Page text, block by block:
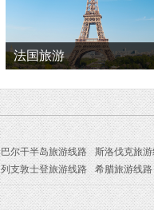
法国旅游
巴尔干半岛旅游线路
斯洛伐克旅
列支敦士登旅游线路 希腊旅游线路